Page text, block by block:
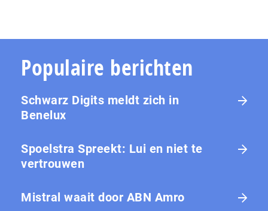
Populaire berichten
Schwarz Digits meldt zich in
Benelux
Spoelstra Spreekt: Lui en niet te
vertrouwen
Mistral waait door ABN Amro